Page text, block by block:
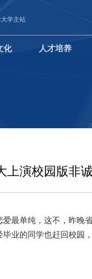
学主站
化 人才培养
上演校园版非
最单纯，这不，昨晚
业的同学也赶回校园，